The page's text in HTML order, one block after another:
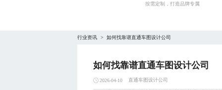
按需定制，打造品牌专属
行业资讯 > 如何找靠谱直通车图设计公司
如何找靠谱直通车图设计公司
2026-04-10 直通车图设计公司